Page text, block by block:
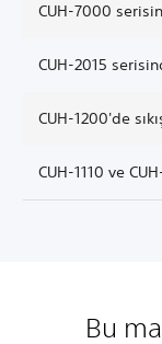
CUH-7000
CUH-2015
CUH-1200'de
CUH-1110 ve
Bu